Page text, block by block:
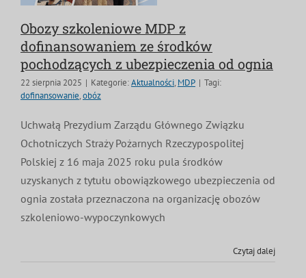
Obozy szkoleniowe MDP z
dofinansowaniem ze środków
pochodzących z ubezpieczenia od ognia
22 sierpnia 2025 | Kategorie:Aktualności, MDP | Tagi:
dofinansowanie,obóz
Uchwałą Prezydium Zarządu Głównego Związku
Ochotniczych Straży Pożarnych Rzeczypospolitej
Polskiej z 16 maja 2025 roku pula środków
uzyskanych z tytułu obowiązkowego ubezpieczenia od
ognia została przeznaczona na organizację obozów
szkoleniowo-wypoczynkowych
Czytaj dalej